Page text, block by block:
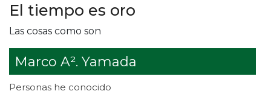
El tiempo es oro
Las cosas como son
Marco A². Yamada
Personas he conocido